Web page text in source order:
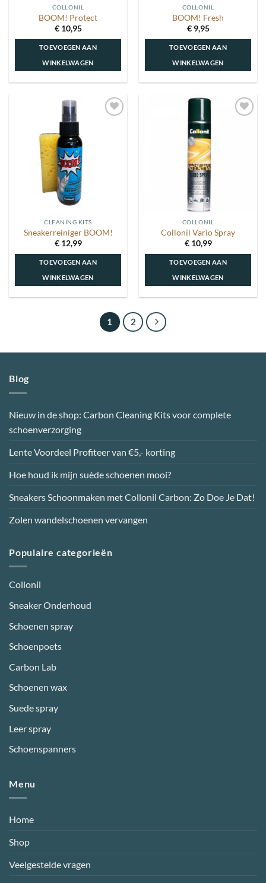
COLLONIL
BOOM! Protect
€10,95
TOEVOEGEN AAN
WINKELWAGEN
COLLONIL
BOOM! Fresh
€9,95
TOEVOEGEN AAN
WINKELWAGEN
CLEANING KITS
Sneakerreiniger BOOM!
€12,99
TOEVOEGEN AAN
WINKELWAGEN
COLLONIL
Collonil Vario Spray
€10,99
TOEVOEGEN AAN
WINKELWAGEN
1 2
Blog
Nieuw in de shop: Carbon Cleaning Kits voor complete
schoenverzorging
Lente Voordeel Profiteer van €5,- korting
Hoe houd ik mijn suède schoenen mooi?
Sneakers Schoonmaken met Collonil Carbon: Zo Doe Je Dat!
Zolen wandelschoenen vervangen
Populaire categorieën
Collonil
Sneaker Onderhoud
Schoenen spray
Schoenpoets
Carbon Lab
Schoenen wax
Suede spray
Leer spray
Schoenspanners
Menu
Home
Shop
Veelgestelde vragen